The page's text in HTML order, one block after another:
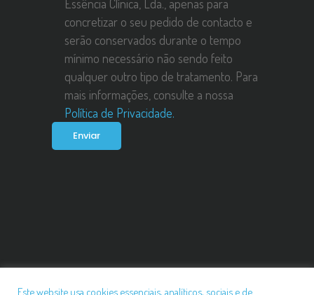
Essência Clínica, Lda., apenas para
concretizar o seu pedido de contacto e
serão conservados durante o tempo
mínimo necessário não sendo feito
qualquer outro tipo de tratamento. Para
mais informações, consulte a nossa
Política de Privacidade.
Este website usa cookies essenciais, analíticos, sociais e de